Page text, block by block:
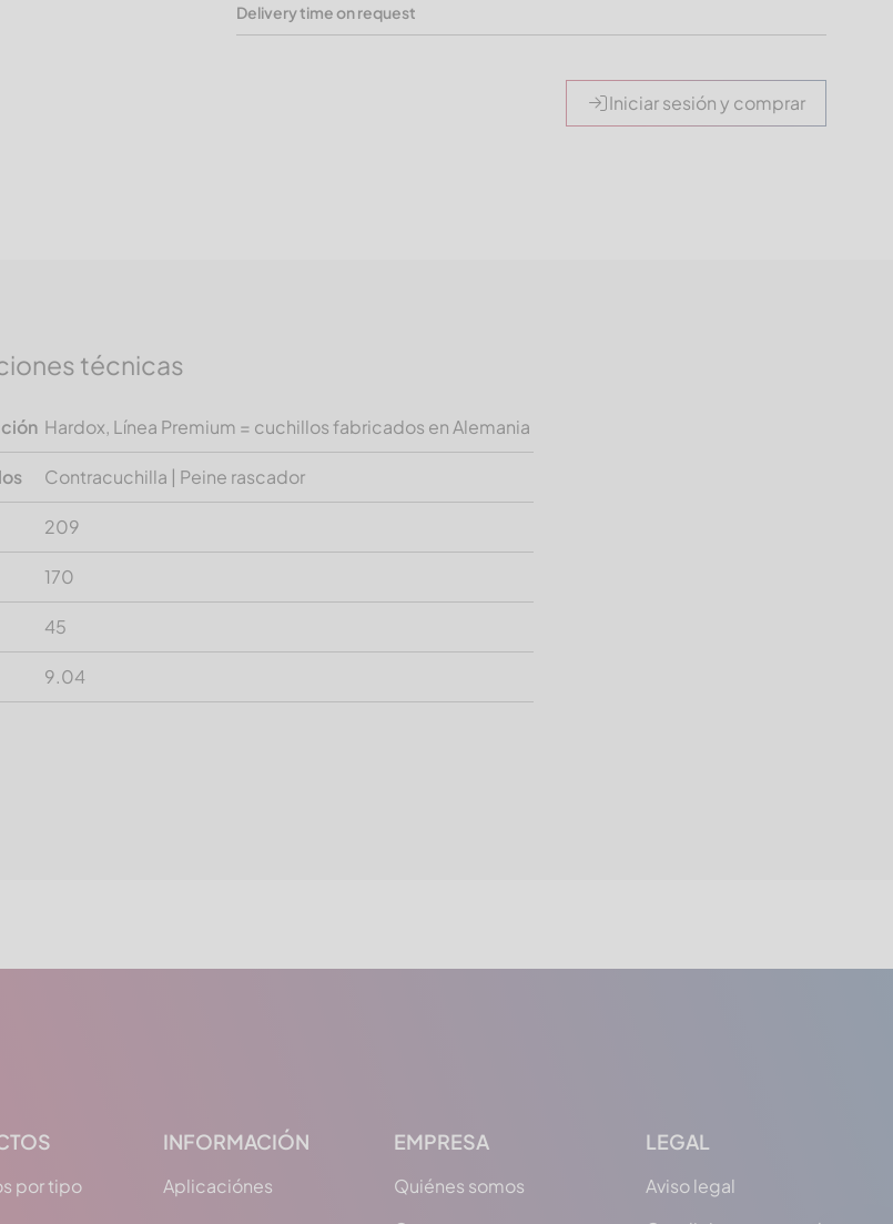
Delivery time on request
Iniciar sesión y comprar
técnicas
Hardox, Línea Premium = cuchillos fabricados en Alemania
Contracuchilla | Peine rascador
209
170
45
9.04
por tipo
INFORMACIÓN
Aplicaciónes
EMPRESA
Quiénes somos
LEGAL
Aviso legal